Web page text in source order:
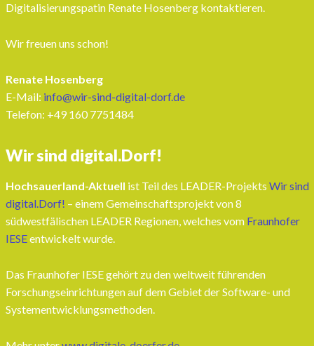
Digitalisierungspatin Renate Hosenberg kontaktieren.
Wir freuen uns schon!
Renate Hosenberg
E-Mail: info@wir-sind-digital-dorf.de
Telefon: ‭+49 160 7751484‬
Wir sind digital.Dorf!
Hochsauerland-Aktuell ist Teil des LEADER-Projekts Wir sind
digital.Dorf! – einem Gemeinschaftsprojekt von 8
südwestfälischen LEADER Regionen, welches vom Fraunhofer
IESEentwickelt wurde.
Das Fraunhofer IESE gehört zu den weltweit führenden
Forschungseinrichtungen auf dem Gebiet der Software- und
Systementwicklungsmethoden.